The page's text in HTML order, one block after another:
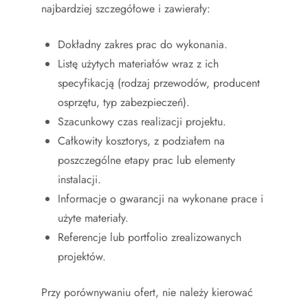
najbardziej szczegółowe i zawierały:
Dokładny zakres prac do wykonania.
Listę użytych materiałów wraz z ich
specyfikacją (rodzaj przewodów, producent
osprzętu, typ zabezpieczeń).
Szacunkowy czas realizacji projektu.
Całkowity kosztorys, z podziałem na
poszczególne etapy prac lub elementy
instalacji.
Informacje o gwarancji na wykonane prace i
użyte materiały.
Referencje lub portfolio zrealizowanych
projektów.
Przy porównywaniu ofert, nie należy kierować